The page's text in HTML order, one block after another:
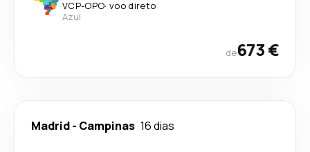
VCP-OPO· voo direto
Azul
de673 €
Madrid- Campinas 16 dias